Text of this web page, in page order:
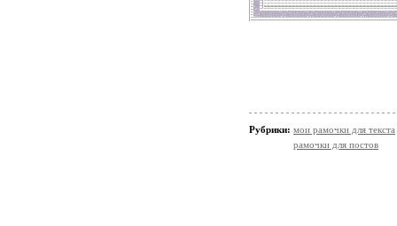
Рубрики: мои рамочки для текста
рамочки для постов